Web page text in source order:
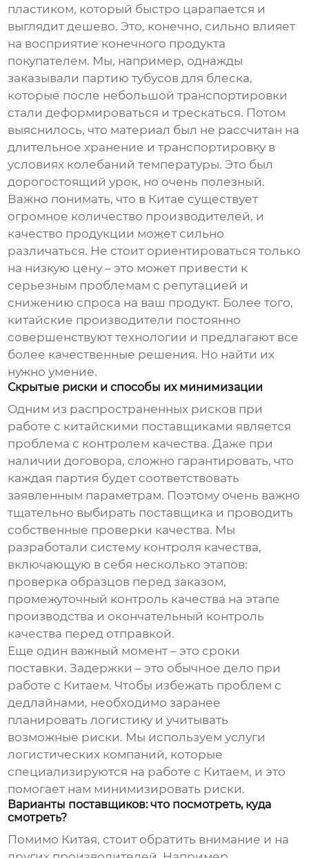
пластиком, который быстро царапается и
выглядит дешево. Это, конечно, сильно влияет
на восприятие конечного продукта
покупателем. Мы, например, однажды
заказывали партиютубусов для блеска,
которые после небольшой транспортировки
стали деформироваться и трескаться. Потом
выяснилось, что материал был не рассчитан на
длительное хранение и транспортировку в
условиях колебаний температуры. Это был
дорогостоящий урок, но очень полезный.
Важно понимать, что в Китае существует
огромное количество производителей, и
качество продукции может сильно
различаться. Не стоит ориентироваться только
на низкую цену – это может привести к
серьезным проблемам с репутацией и
снижению спроса на ваш продукт. Более того,
китайские производители постоянно
совершенствуют технологии и предлагают все
более качественные решения. Но найти их
нужно умение.
Скрытые риски и способы их минимизации
Одним из распространенных рисков при
работе с китайскими поставщиками является
проблема с контролем качества. Даже при
наличии договора, сложно гарантировать, что
каждая партия будет соответствовать
заявленным параметрам. Поэтому очень важно
тщательно выбирать поставщика и проводить
собственные проверки качества. Мы
разработали систему контроля качества,
включающую в себя несколько этапов:
проверка образцов перед заказом,
промежуточный контроль качества на этапе
производства и окончательный контроль
качества перед отправкой.
Еще один важный момент – это сроки
поставки. Задержки – это обычное дело при
работе с Китаем. Чтобы избежать проблем с
дедлайнами, необходимо заранее
планировать логистику и учитывать
возможные риски. Мы используем услуги
логистических компаний, которые
специализируются на работе с Китаем, и это
помогает нам минимизировать риски.
Варианты поставщиков: что посмотреть, куда
смотреть?
Помимо Китая, стоит обратить внимание и на